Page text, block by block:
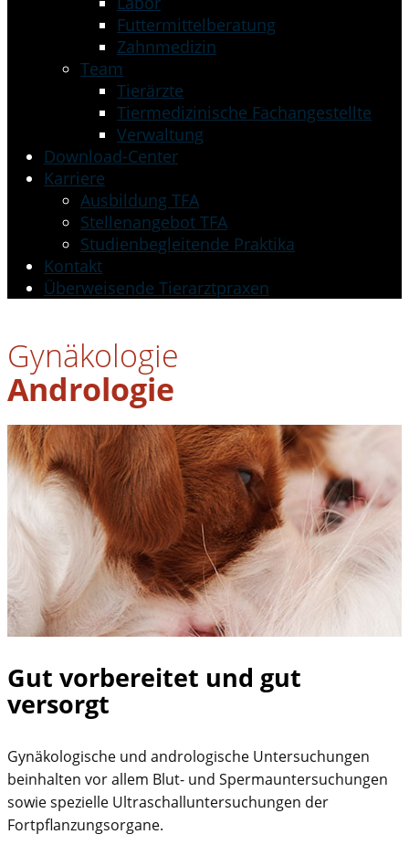
Futtermittelberatung
Zahnmedizin
Team
Tierärzte
Tiermedizinische Fachangestellte
Verwaltung
Download-Center
Karriere
Ausbildung TFA
Stellenangebot TFA
Studienbegleitende Praktika
Kontakt
Überweisende Tierarztpraxen
Gynäkologie
Andrologie
Gut vorbereitet und gut
versorgt
Gynäkologische und andrologische Untersuchungen
beinhalten vor allem Blut- und Spermauntersuchungen
sowie spezielle Ultraschalluntersuchungen der
Fortpflanzungsorgane.